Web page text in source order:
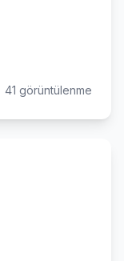
41 görüntülenme